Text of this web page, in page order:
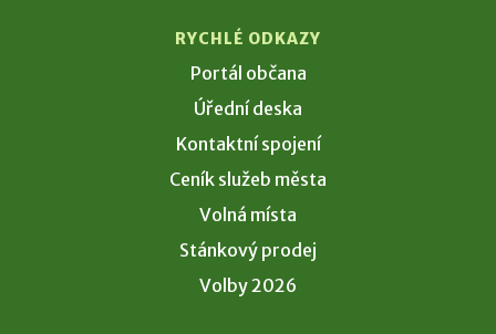
RYCHLÉ ODKAZY
Portál občana
Úřední deska
Kontaktní spojení
Ceník služeb města
Volná místa
Stánkový prodej
Volby 2026